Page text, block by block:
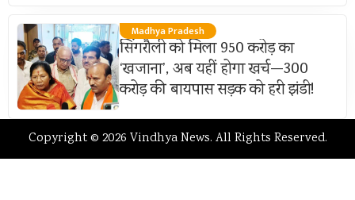
Madhya Pradesh
सिंगरौली को मिला 950 करोड़ का
‘खजाना’, अब यहीं होगा खर्च—300
करोड़ की बायपास सड़क को हरी झंडी!
Copyright © 2026 Vindhya News. All Rights Reserved.